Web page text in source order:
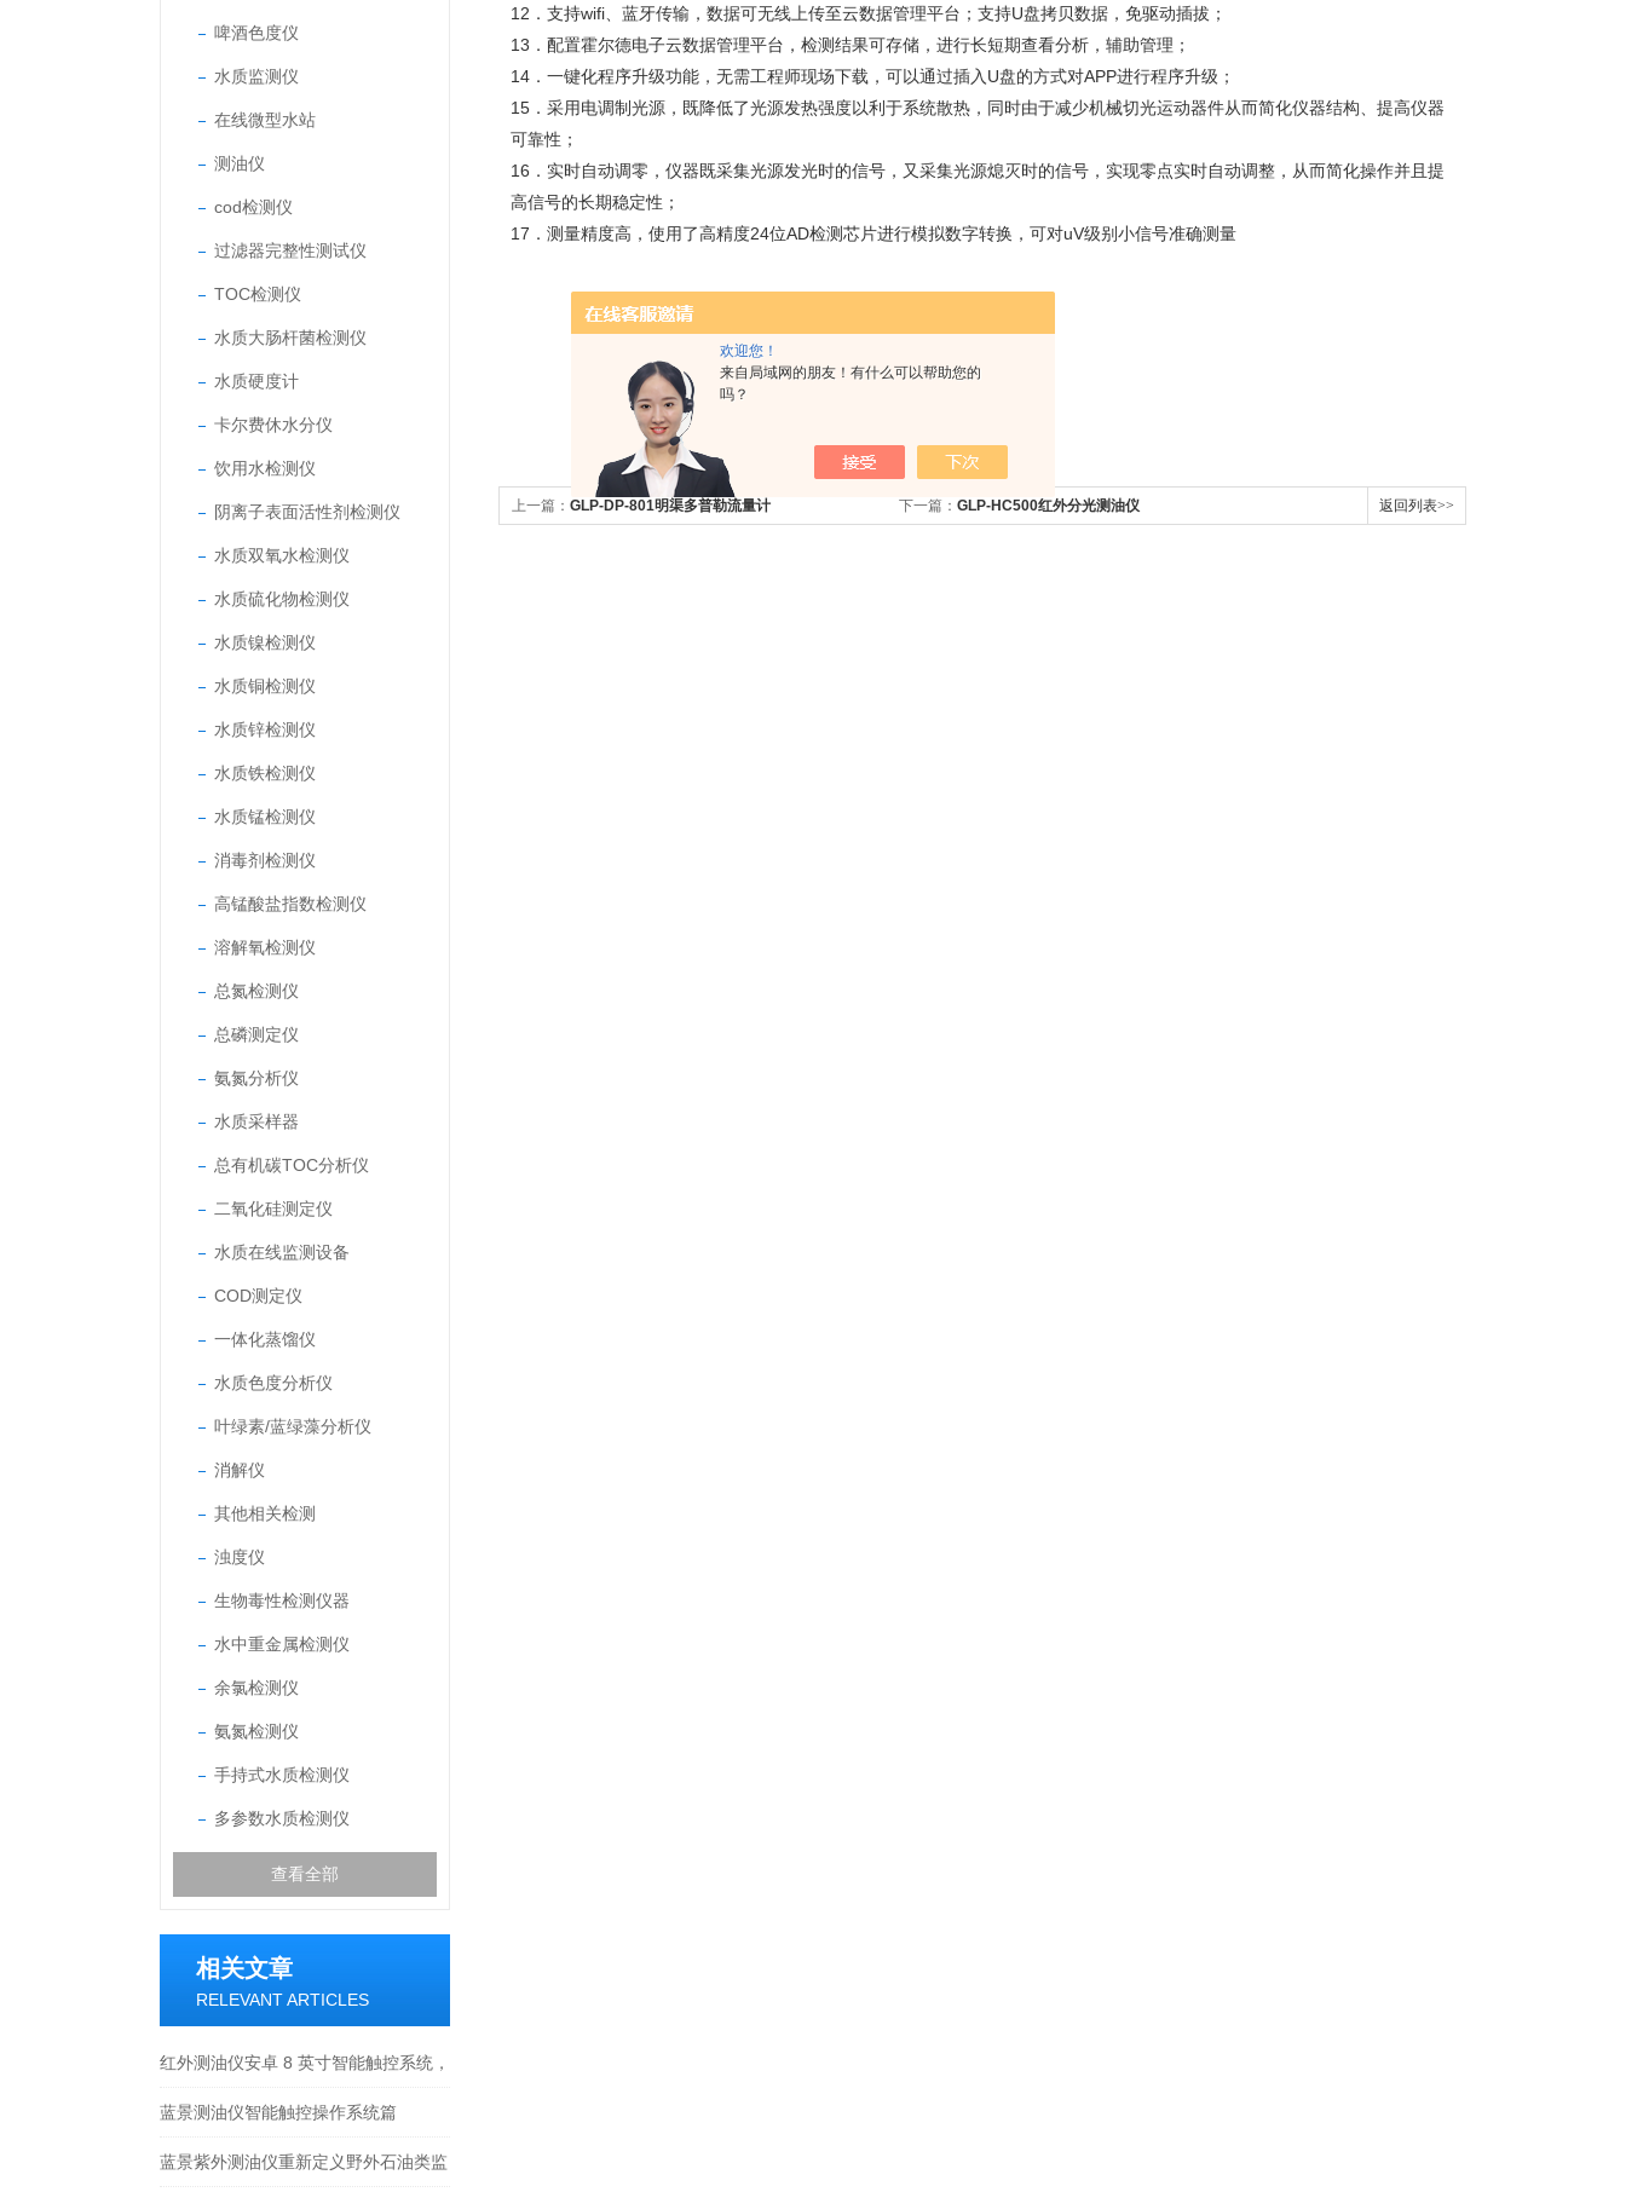
欢迎您！
来自局域网的朋友！有什么可以帮助您的
吗？
啤酒色度仪
水质监测仪
在线微型水站
测油仪
cod检测仪
过滤器完整性测试仪
TOC检测仪
水质大肠杆菌检测仪
水质硬度计
卡尔费休水分仪
饮用水检测仪
阴离子表面活性剂检测仪
水质双氧水检测仪
水质硫化物检测仪
水质镍检测仪
水质铜检测仪
水质锌检测仪
水质铁检测仪
水质锰检测仪
消毒剂检测仪
高锰酸盐指数检测仪
溶解氧检测仪
总氮检测仪
总磷测定仪
氨氮分析仪
水质采样器
总有机碳TOC分析仪
二氧化硅测定仪
水质在线监测设备
COD测定仪
一体化蒸馏仪
水质色度分析仪
叶绿素/蓝绿藻分析仪
消解仪
其他相关检测
浊度仪
生物毒性检测仪器
水中重金属检测仪
余氯检测仪
氨氮检测仪
手持式水质检测仪
多参数水质检测仪
查看全部
相关文章
RELEVANT ARTICLES
红外测油仪安卓 8 英寸智能触控系统，
多校准模式 + 谱图缩放细化
蓝景测油仪智能触控操作系统篇
蓝景紫外测油仪重新定义野外石油类监
12．支持wifi、蓝牙传输，数据可无线上传至云数据管理平台；支持U盘拷贝数据，免驱动插拔；
13．配置霍尔德电子云数据管理平台，检测结果可存储，进行长短期查看分析，辅助管理；
14．一键化程序升级功能，无需工程师现场下载，可以通过插入U盘的方式对APP进行程序升级；
15．采用电调制光源，既降低了光源发热强度以利于系统散热，同时由于减少机械切光运动器件从而简化仪器结构、提高仪器
可靠性；
16．实时自动调零，仪器既采集光源发光时的信号，又采集光源熄灭时的信号，实现零点实时自动调整，从而简化操作并且提
高信号的长期稳定性；
17．测量精度高，使用了高精度24位AD检测芯片进行模拟数字转换，可对uV级别小信号准确测量
上一篇： GLP-DP-801明渠多普勒流量计 下一篇： GLP-HC500红外分光测油仪 返回列表>>